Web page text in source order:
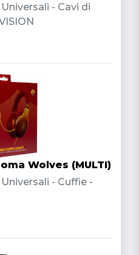
- Cavi di
Wolves (MULTI)
- Cuffie -